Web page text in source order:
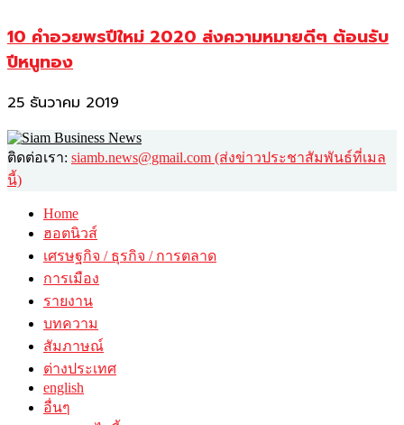
10 คำอวยพรปีใหม่ 2020 ส่งความหมายดีๆ ต้อนรับ
ปีหนูทอง
25 ธันวาคม 2019
ติดต่อเรา: siamb.news@gmail.com (ส่งข่าวประชาสัมพันธ์ที่เมล
นี้)
Home
ฮอตนิวส์
เศรษฐกิจ / ธุรกิจ / การตลาด
การเมือง
รายงาน
บทความ
สัมภาษณ์
ต่างประเทศ
english
อื่นๆ